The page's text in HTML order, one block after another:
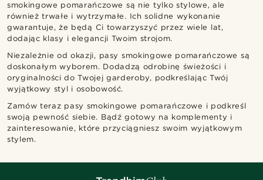
smokingowe pomarańczowe są nie tylko stylowe, ale
również trwałe i wytrzymałe. Ich solidne wykonanie
gwarantuje, że będą Ci towarzyszyć przez wiele lat,
dodając klasy i elegancji Twoim strojom.
Niezależnie od okazji, pasy smokingowe pomarańczowe są
doskonałym wyborem. Dodadzą odrobinę świeżości i
oryginalności do Twojej garderoby, podkreślając Twój
wyjątkowy styl i osobowość.
Zamów teraz pasy smokingowe pomarańczowe i podkreśl
swoją pewność siebie. Bądź gotowy na komplementy i
zainteresowanie, które przyciągniesz swoim wyjątkowym
stylem.